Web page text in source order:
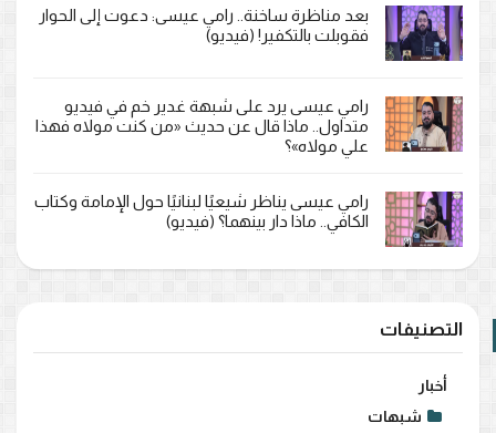
بعد مناظرة ساخنة.. رامي عيسى: دعوت إلى الحوار
فقوبلت بالتكفير! (فيديو)
رامي عيسى يرد على شبهة غدير خم في فيديو
متداول.. ماذا قال عن حديث «من كنت مولاه فهذا
علي مولاه»؟
رامي عيسى يناظر شيعيًا لبنانيًا حول الإمامة وكتاب
الكافي.. ماذا دار بينهما؟ (فيديو)
التصنيفات
أخبار
شبهات